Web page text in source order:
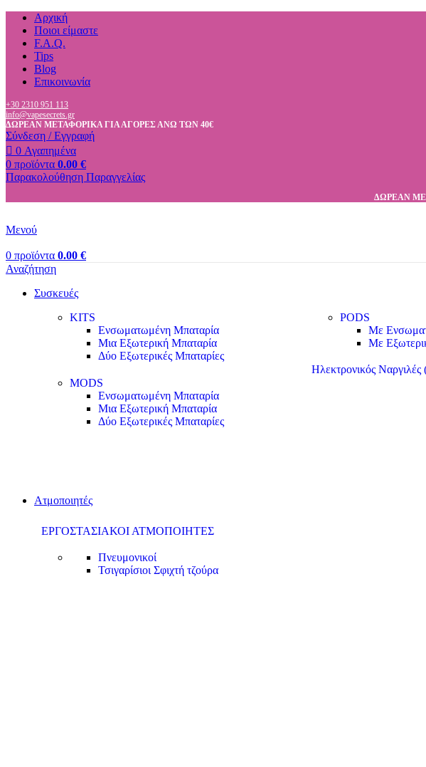
Αρχική
Ποιοι είμαστε
F.A.Q.
Tips
Blog
Επικοινωνία
+30 2310 951 113
info@vapesecrets.gr
ΔΩΡΕΑΝ ΜΕΤΑΦΟΡΙΚΑ ΓΙΑ ΑΓΟΡΕΣ ΑΝΩ ΤΩΝ 40€
Σύνδεση / Εγγραφή
0 Αγαπημένα
0 προϊόντα 0.00 €
Παρακολούθηση Παραγγελίας
ΔΩΡΕΑΝ
Μενού
0 προϊόντα 0.00 €
Αναζήτηση
Συσκευές
KITS
Ενσωματωμένη Μπαταρία
Μια Εξωτερική Μπαταρία
Δύο Εξωτερικές Μπαταρίες
MODS
Ενσωματωμένη Μπαταρία
Μια Εξωτερική Μπαταρία
Δύο Εξωτερικές Μπαταρίες
PODS
Με
Με
Ηλεκτρονικός Ναργιλές
Ατμοποιητές
ΕΡΓΟΣΤΑΣΙΑΚΟΙ ΑΤΜΟΠΟΙΗΤΕΣ
Πνευμονικοί
Τσιγαρίσιοι Σφιχτή τζούρα